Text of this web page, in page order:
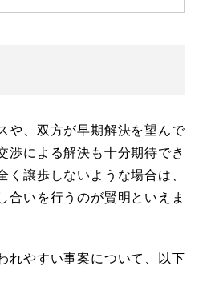
や、双方が早期解決を望んで
渉による解決も十分期待でき
く譲歩しないような場合は、
合いを行うのが賢明といえま
れやすい事案について、以下